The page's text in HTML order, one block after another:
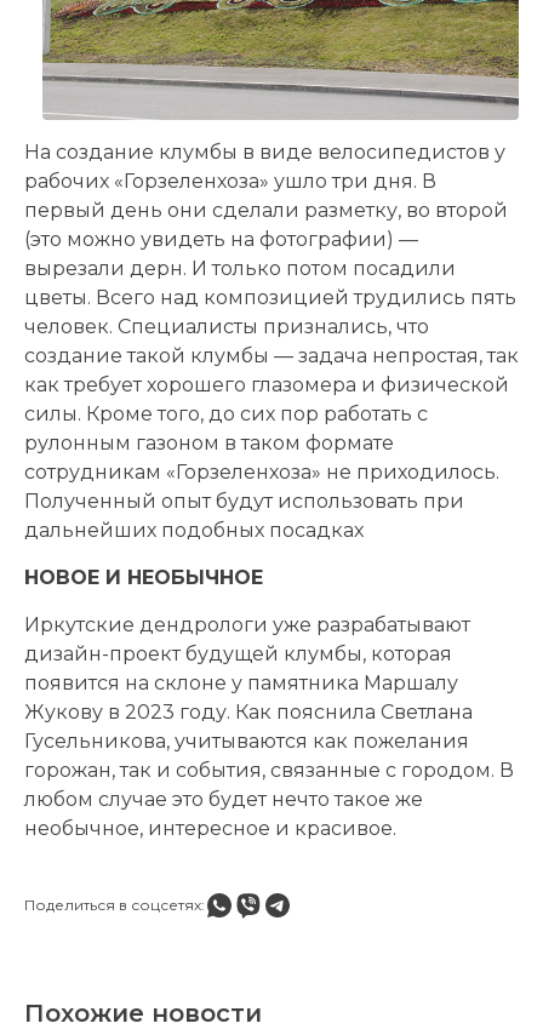
На создание клумбы в виде велосипедистов у
рабочих «Горзеленхоза» ушло три дня. В
первый день они сделали разметку, во второй
(это можно увидеть на фотографии) —
вырезали дерн. И только потом посадили
цветы. Всего над композицией трудились пять
человек. Специалисты признались, что
создание такой клумбы — задача непростая, так
как требует хорошего глазомера и физической
силы. Кроме того, до сих пор работать с
рулонным газоном в таком формате
сотрудникам «Горзеленхоза» не приходилось.
Полученный опыт будут использовать при
дальнейших подобных посадках
НОВОЕ И НЕОБЫЧНОЕ
Иркутские дендрологи уже разрабатывают
дизайн-проект будущей клумбы, которая
появится на склоне у памятника Маршалу
Жукову в 2023 году. Как пояснила Светлана
Гусельникова, учитываются как пожелания
горожан, так и события, связанные с городом. В
любом случае это будет нечто такое же
необычное, интересное и красивое.
Поделиться в соцсетях:
Похожие новости